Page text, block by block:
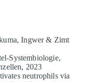
Ingwer & Zimt
Systembiologie,
2023
neutrophils via